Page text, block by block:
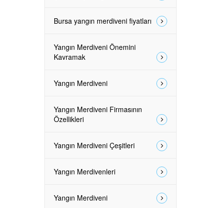
Bursa yangın merdiveni fiyatları
Yangın Merdiveni Önemini
Kavramak
Yangın Merdiveni
Yangın Merdiveni Firmasının
Özellikleri
Yangın Merdiveni Çeşitleri
Yangın Merdivenleri
Yangın Merdiveni